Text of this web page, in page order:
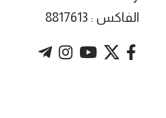
الفاكس : 8817613